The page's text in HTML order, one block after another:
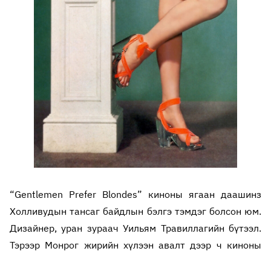
“Gentlemen Prefer Blondes” киноны ягаан даашинз
Холливудын тансаг байдлын бэлгэ тэмдэг болсон юм.
Дизайнер, уран зураач Уильям Травиллагийн бүтээл.
Тэрээр Монрог жирийн хүлээн авалт дээр ч киноны